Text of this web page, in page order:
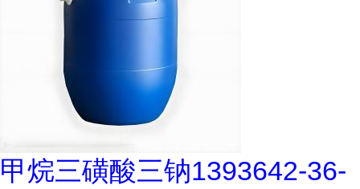
甲烷三磺酸三钠1393642-36-